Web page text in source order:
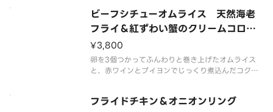
ビーフシチューオムライス 天然海老
フライ＆紅ずわい蟹のクリームコロッ
ケ付
¥3,800
卵を3個つかってふんわりと巻き上げたオムライス
と、赤ワインとブイヨンでじっくり煮込んだコクの
フライドチキン＆オニオンリング